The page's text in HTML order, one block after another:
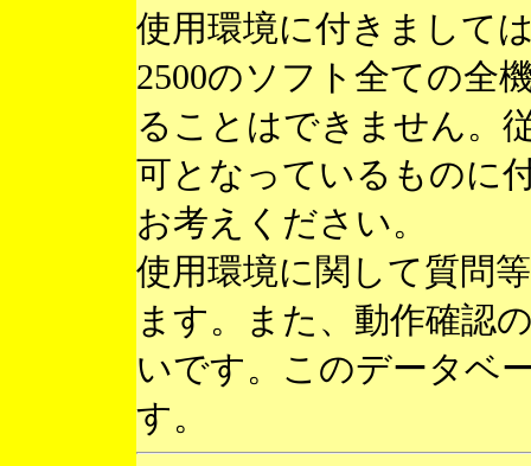
使用環境に付きまして
2500のソフト全ての全
ることはできません。
可となっているものに
お考えください。
使用環境に関して質問
ます。また、動作確認
いです。このデータベ
す。